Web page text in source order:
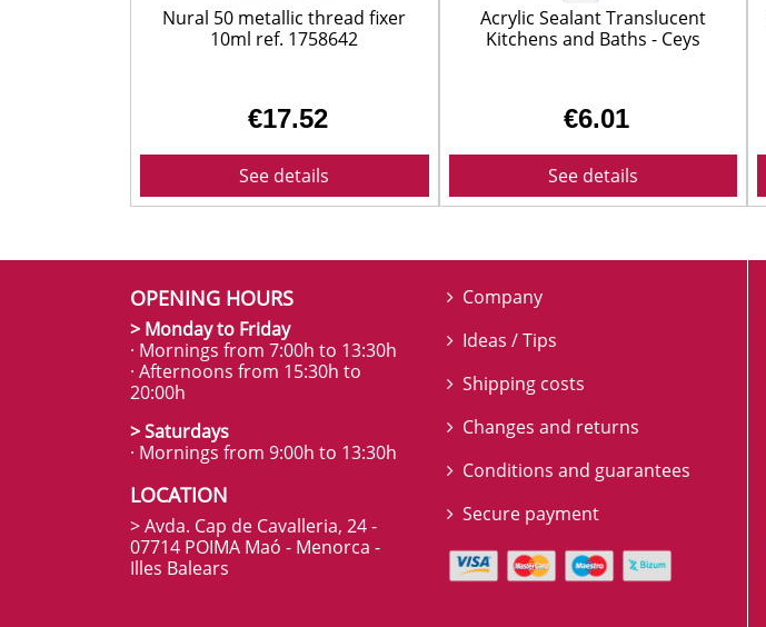
Nural 50 metallic thread fixer
10ml ref. 1758642
€17.52
See details
Acrylic Sealant Translucent
Kitchens and Baths - Ceys
€6.01
See details
OPENING HOURS
> Monday to Friday
· Mornings from 7:00h to 13:30h
· Afternoons from 15:30h to
20:00h
> Saturdays
· Mornings from 9:00h to 13:30h
LOCATION
> Avda. Cap de Cavalleria, 24 -
07714 POIMA Maó - Menorca -
Illes Balears
Company
Ideas / Tips
Shipping costs
Changes and returns
Conditions and guarantees
Secure payment